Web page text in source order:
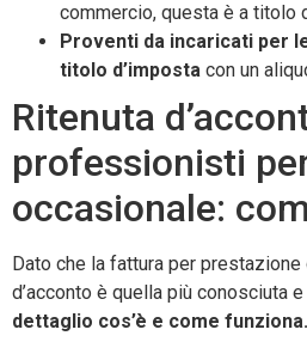
commercio, questa è a titolo
Proventi da incaricati per
titolo d’imposta con un
Ritenuta
professionisti
occasionale:
Dato che la fattura per
d’acconto è quella più conosciuta
dettaglio cos’è e come funziona.